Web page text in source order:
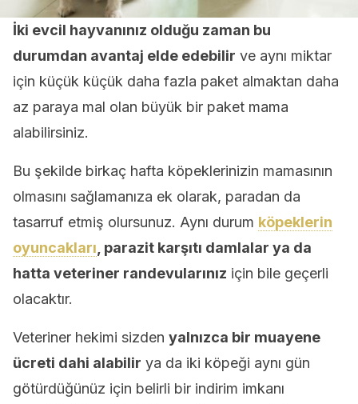
İki evcil hayvanınız olduğu zaman bu
durumdan avantaj elde edebilir ve aynı miktar
için küçük küçük daha fazla paket almaktan daha
az paraya mal olan büyük bir paket mama
alabilirsiniz.
Bu şekilde birkaç hafta köpeklerinizin mamasının
olmasını sağlamanıza ek olarak, paradan da
tasarruf etmiş olursunuz. Aynı durum köpeklerin
oyuncakları , parazit karşıtı damlalar ya da
hatta veteriner randevularınız için bile geçerli
olacaktır.
Veteriner hekimi sizden yalnızca bir muayene
ücreti dahi alabilir ya da iki köpeği aynı gün
götürdüğünüz için belirli bir indirim imkanı